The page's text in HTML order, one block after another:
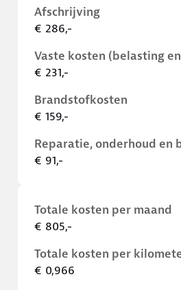
Afschrijving
€ 286,-
Vaste kosten (belasting
€ 231,-
Brandstofkosten
€ 159,-
Reparatie, onderhoud en
€ 91,-
Totale kosten per maand
€ 805,-
Totale kosten per
€ 0,966